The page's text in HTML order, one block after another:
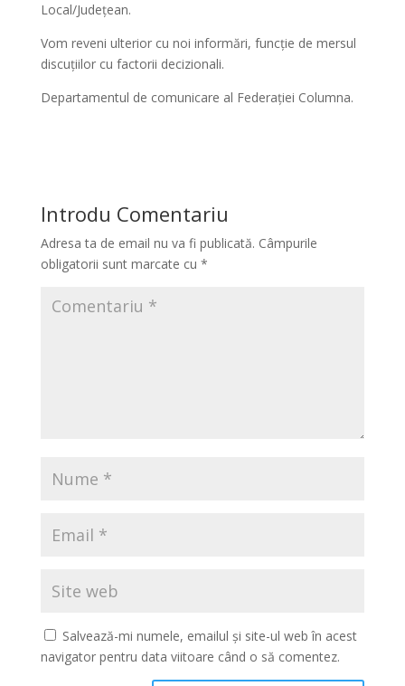
Local/Județean.
Vom reveni ulterior cu noi informări, funcție de mersul
discuțiilor cu factorii decizionali.
Departamentul de comunicare al Federației Columna.
Introdu Comentariu
Adresa ta de email nu va fi publicată. Câmpurile
obligatorii sunt marcate cu *
Salvează-mi numele, emailul și site-ul web în acest
navigator pentru data viitoare când o să comentez.